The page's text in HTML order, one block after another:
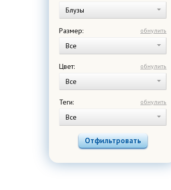
Блузы
обнулить
Размер:
Все
обнулить
Цвет:
Все
обнулить
Теги:
Все
Отфильтровать